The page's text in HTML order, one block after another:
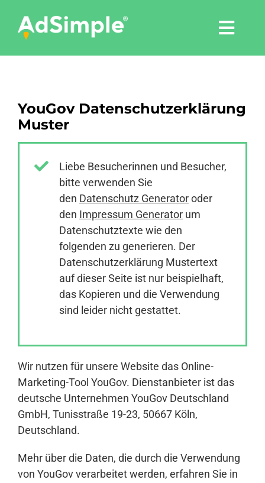
content
Tools
Pressemitteilungen
Anmelden
YouGov Datenschutzerklärung
Muster
Liebe Besucherinnen und Besucher,
bitte verwenden Sie
den Datenschutz Generatoroder
den Impressum Generator um
Datenschutztexte wie den
folgenden zu generieren. Der
Datenschutzerklärung Mustertext
auf dieser Seite ist nur beispielhaft,
das Kopieren und die Verwendung
sind leider nicht gestattet.
Wir nutzen für unsere Website das Online-
Marketing-Tool YouGov. Dienstanbieter ist das
deutsche Unternehmen YouGov Deutschland
GmbH, Tunisstraße 19-23, 50667 Köln,
Deutschland.
Mehr über die Daten, die durch die Verwendung
von YouGov verarbeitet werden, erfahren Sie in